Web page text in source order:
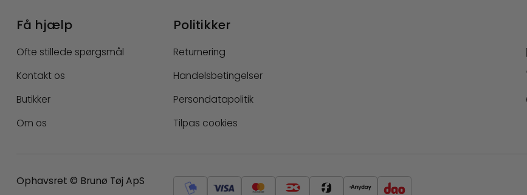
Få hjælp
Ofte stillede spørgsmål
Kontakt os
Butikker
Om os
Politikker
Returnering
Handelsbetingelser
Persondatapolitik
Tilpas cookies
Ophavsret © Brunø Tøj ApS